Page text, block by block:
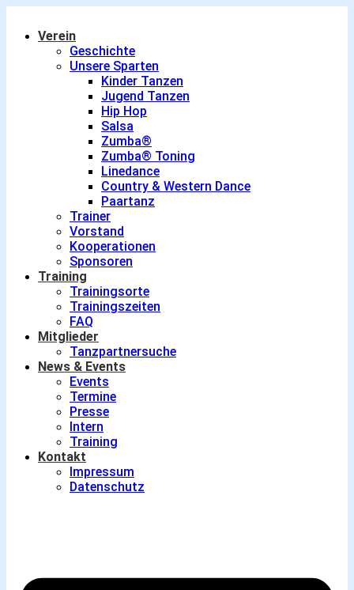
Verein
Geschichte
Unsere Sparten
Kinder Tanzen
Jugend Tanzen
Hip Hop
Salsa
Zumba®
Zumba® Toning
Linedance
Country & Western Dance
Paartanz
Trainer
Vorstand
Kooperationen
Sponsoren
Training
Trainingsorte
Trainingszeiten
FAQ
Mitglieder
Tanzpartnersuche
News & Events
Events
Termine
Presse
Intern
Training
Kontakt
Impressum
Datenschutz